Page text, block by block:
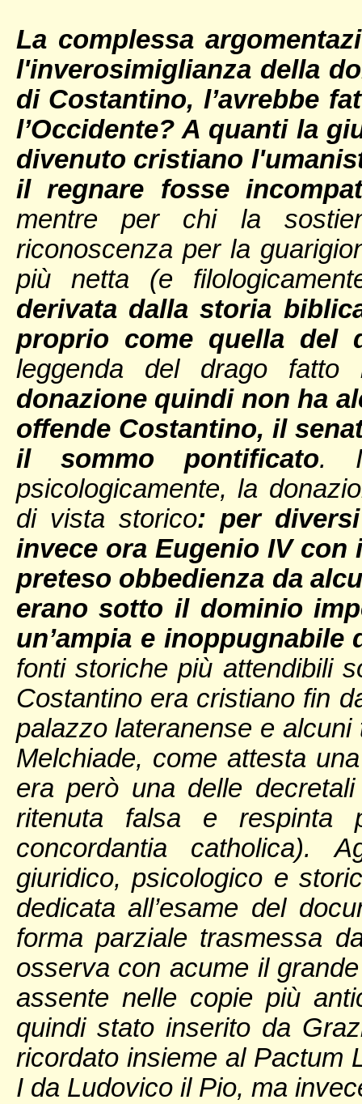
La complessa
l'inverosimiglianza della
di Costantino, l’avrebbe
l’Occidente? A quanti la
divenuto cristiano
il regnare fosse
mentre per chi la
riconoscenza per la
più netta (e
derivata dalla storia
proprio come quella del
leggenda del drago
donazione quindi non ha
offende Costantino, il
il sommo pontificato.
psicologicamente, la
di vista storico: per
invece ora Eugenio IV
preteso obbedienza da
erano sotto il dominio
un’ampia e
fonti storiche più attendibili
Costantino era cristiano fin
palazzo lateranense e
Melchiade, come attesta
era però una delle
ritenuta falsa e respinta
concordantia catholica).
giuridico, psicologico e
dedicata all’esame del
forma parziale trasmessa
osserva con acume il
assente nelle copie più
quindi stato inserito da
ricordato insieme al Pactum
I da Ludovico il Pio, ma